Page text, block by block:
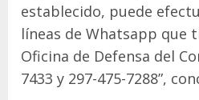
establecido, puede
líneas de Whatsapp que
Oficina de Defensa del
7433 y 297-475-7288”,